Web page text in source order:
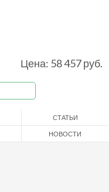
Цена: 58 457 руб.
СТАТЬИ
НОВОСТИ